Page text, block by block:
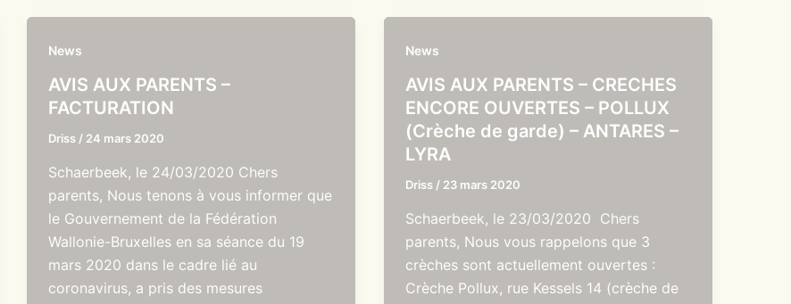
News
AVIS AUX PARENTS –
FACTURATION
Driss / 24 mars 2020
Schaerbeek, le 24/03/2020 Chers
parents, Nous tenons à vous informer que
le Gouvernement de la Fédération
Wallonie-Bruxelles en sa séance du 19
mars 2020 dans le cadre lié au
coronavirus, a pris des mesures
News
AVIS AUX PARENTS – CRECHES
ENCORE OUVERTES – POLLUX
(Crèche de garde) – ANTARES –
LYRA
Driss / 23 mars 2020
Schaerbeek, le 23/03/2020 Chers
parents, Nous vous rappelons que 3
crèches sont actuellement ouvertes :
Crèche Pollux, rue Kessels 14 (crèche de